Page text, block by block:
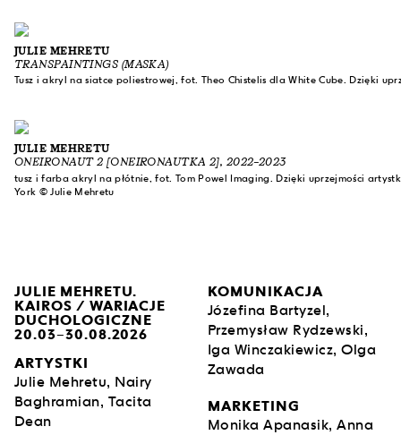
Mehretu związała się z harlemską galerią The Project,
założoną przez krytyka sztuki Christiana Haye’a.
Julie Mehretu była wielokrotnie nagradzana, m.in.
Guny S. Mundheim przyznawanym przez Akademię
Amerykańską w Berlinie (2007), a także nagrodą
Medal of Arts Departamentu Stanu USA (2015); w
2025 roku otrzymała Order Sztuki i Literatury
zainstalowano zamówiony u Mehretu
wielkoformatowy (26 × 8 metrów) witrażowy mural
pt.Uprising of the Sun
[Insurekcja Słońca]. Ponadto
realizowała wielkoskalowe zamówienia malarskie na
Mural(2009) do holu wejściowego nowojorskiej
siedziby banku inwestycyjnego Goldman Sachs oraz
dyptykHOWL, eon (I, II)
[SKOWYT, eon] (2017) do
atrium San Francisco Museum of Modern Art projektu
JULIE MEHRETU
TRANSPAINTINGS (MASKA)
Tusz i akryl na siatce poliestrowej, fot. Theo Chistelis dla White Cube. Dzięki
JULIE MEHRETU
ONEIRONAUT 2 [ONEIRONAUTKA 2], 2022–2023
tusz i farba akryl na płótnie, fot. Tom Powel Imaging. Dzięki uprzejmości
York © Julie Mehretu
JULIE MEHRETU.
KAIROS / WARIACJE
DUCHOLOGICZNE
20.03–30.08.2026
ARTYSTKI
Julie Mehretu, Nairy
Baghramian, Tacita
Dean
KOMUNIKACJA
Józefina Bartyzel,
Przemysław Rydzewski,
Iga Winczakiewicz, Olga
Zawada
MARKETING
Monika Apanasik, Anna